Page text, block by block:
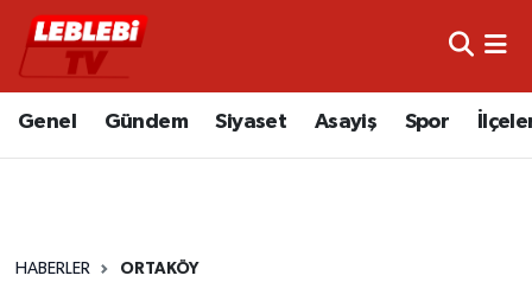
Genel Gündem Siyaset Asayiş Spor
HABERLER ORTAKÖY
Hava Durumu
Süper Lig Puan Durumu ve Fikstür